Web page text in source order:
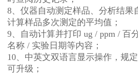
8、仪器自动测定样品、分析结果
计算样品多次测定的平均值；
9、自动计算并打印 ug / ppm / 百
名称 / 实验日期等内容；
10、中英文双语言显示操作，规
可升级；